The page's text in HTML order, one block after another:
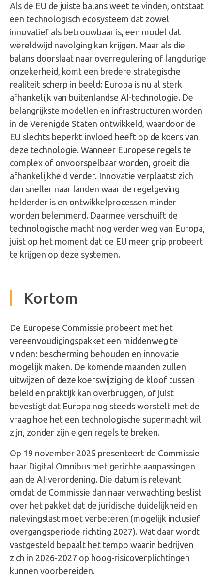
Als de EU de juiste balans weet te vinden, ontstaat
een technologisch ecosysteem dat zowel
innovatief als betrouwbaar is, een model dat
wereldwijd navolging kan krijgen. Maar als die
balans doorslaat naar overregulering of langdurige
onzekerheid, komt een bredere strategische
realiteit scherp in beeld: Europa is nu al sterk
afhankelijk van buitenlandse AI-technologie. De
belangrijkste modellen en infrastructuren worden
in de Verenigde Staten ontwikkeld, waardoor de
EU slechts beperkt invloed heeft op de koers van
deze technologie. Wanneer Europese regels te
complex of onvoorspelbaar worden, groeit die
afhankelijkheid verder. Innovatie verplaatst zich
dan sneller naar landen waar de regelgeving
helderder is en ontwikkelprocessen minder
worden belemmerd. Daarmee verschuift de
technologische macht nog verder weg van Europa,
juist op het moment dat de EU meer grip probeert
te krijgen op deze systemen.
Kortom
De Europese Commissie probeert met het
vereenvoudigingspakket een middenweg te
vinden: bescherming behouden en innovatie
mogelijk maken. De komende maanden zullen
uitwijzen of deze koerswijziging de kloof tussen
beleid en praktijk kan overbruggen, of juist
bevestigt dat Europa nog steeds worstelt met de
vraag hoe het een technologische supermacht wil
zijn, zonder zijn eigen regels te breken.
Op 19 november 2025 presenteert de Commissie
haar Digital Omnibus met gerichte aanpassingen
aan de AI-verordening. Die datum is relevant
omdat de Commissie dan naar verwachting beslist
over het pakket dat de juridische duidelijkheid en
nalevingslast moet verbeteren (mogelijk inclusief
overgangsperiode richting 2027). Wat daar wordt
vastgesteld bepaalt het tempo waarin bedrijven
zich in 2026-2027 op hoog-risicoverplichtingen
kunnen voorbereiden.